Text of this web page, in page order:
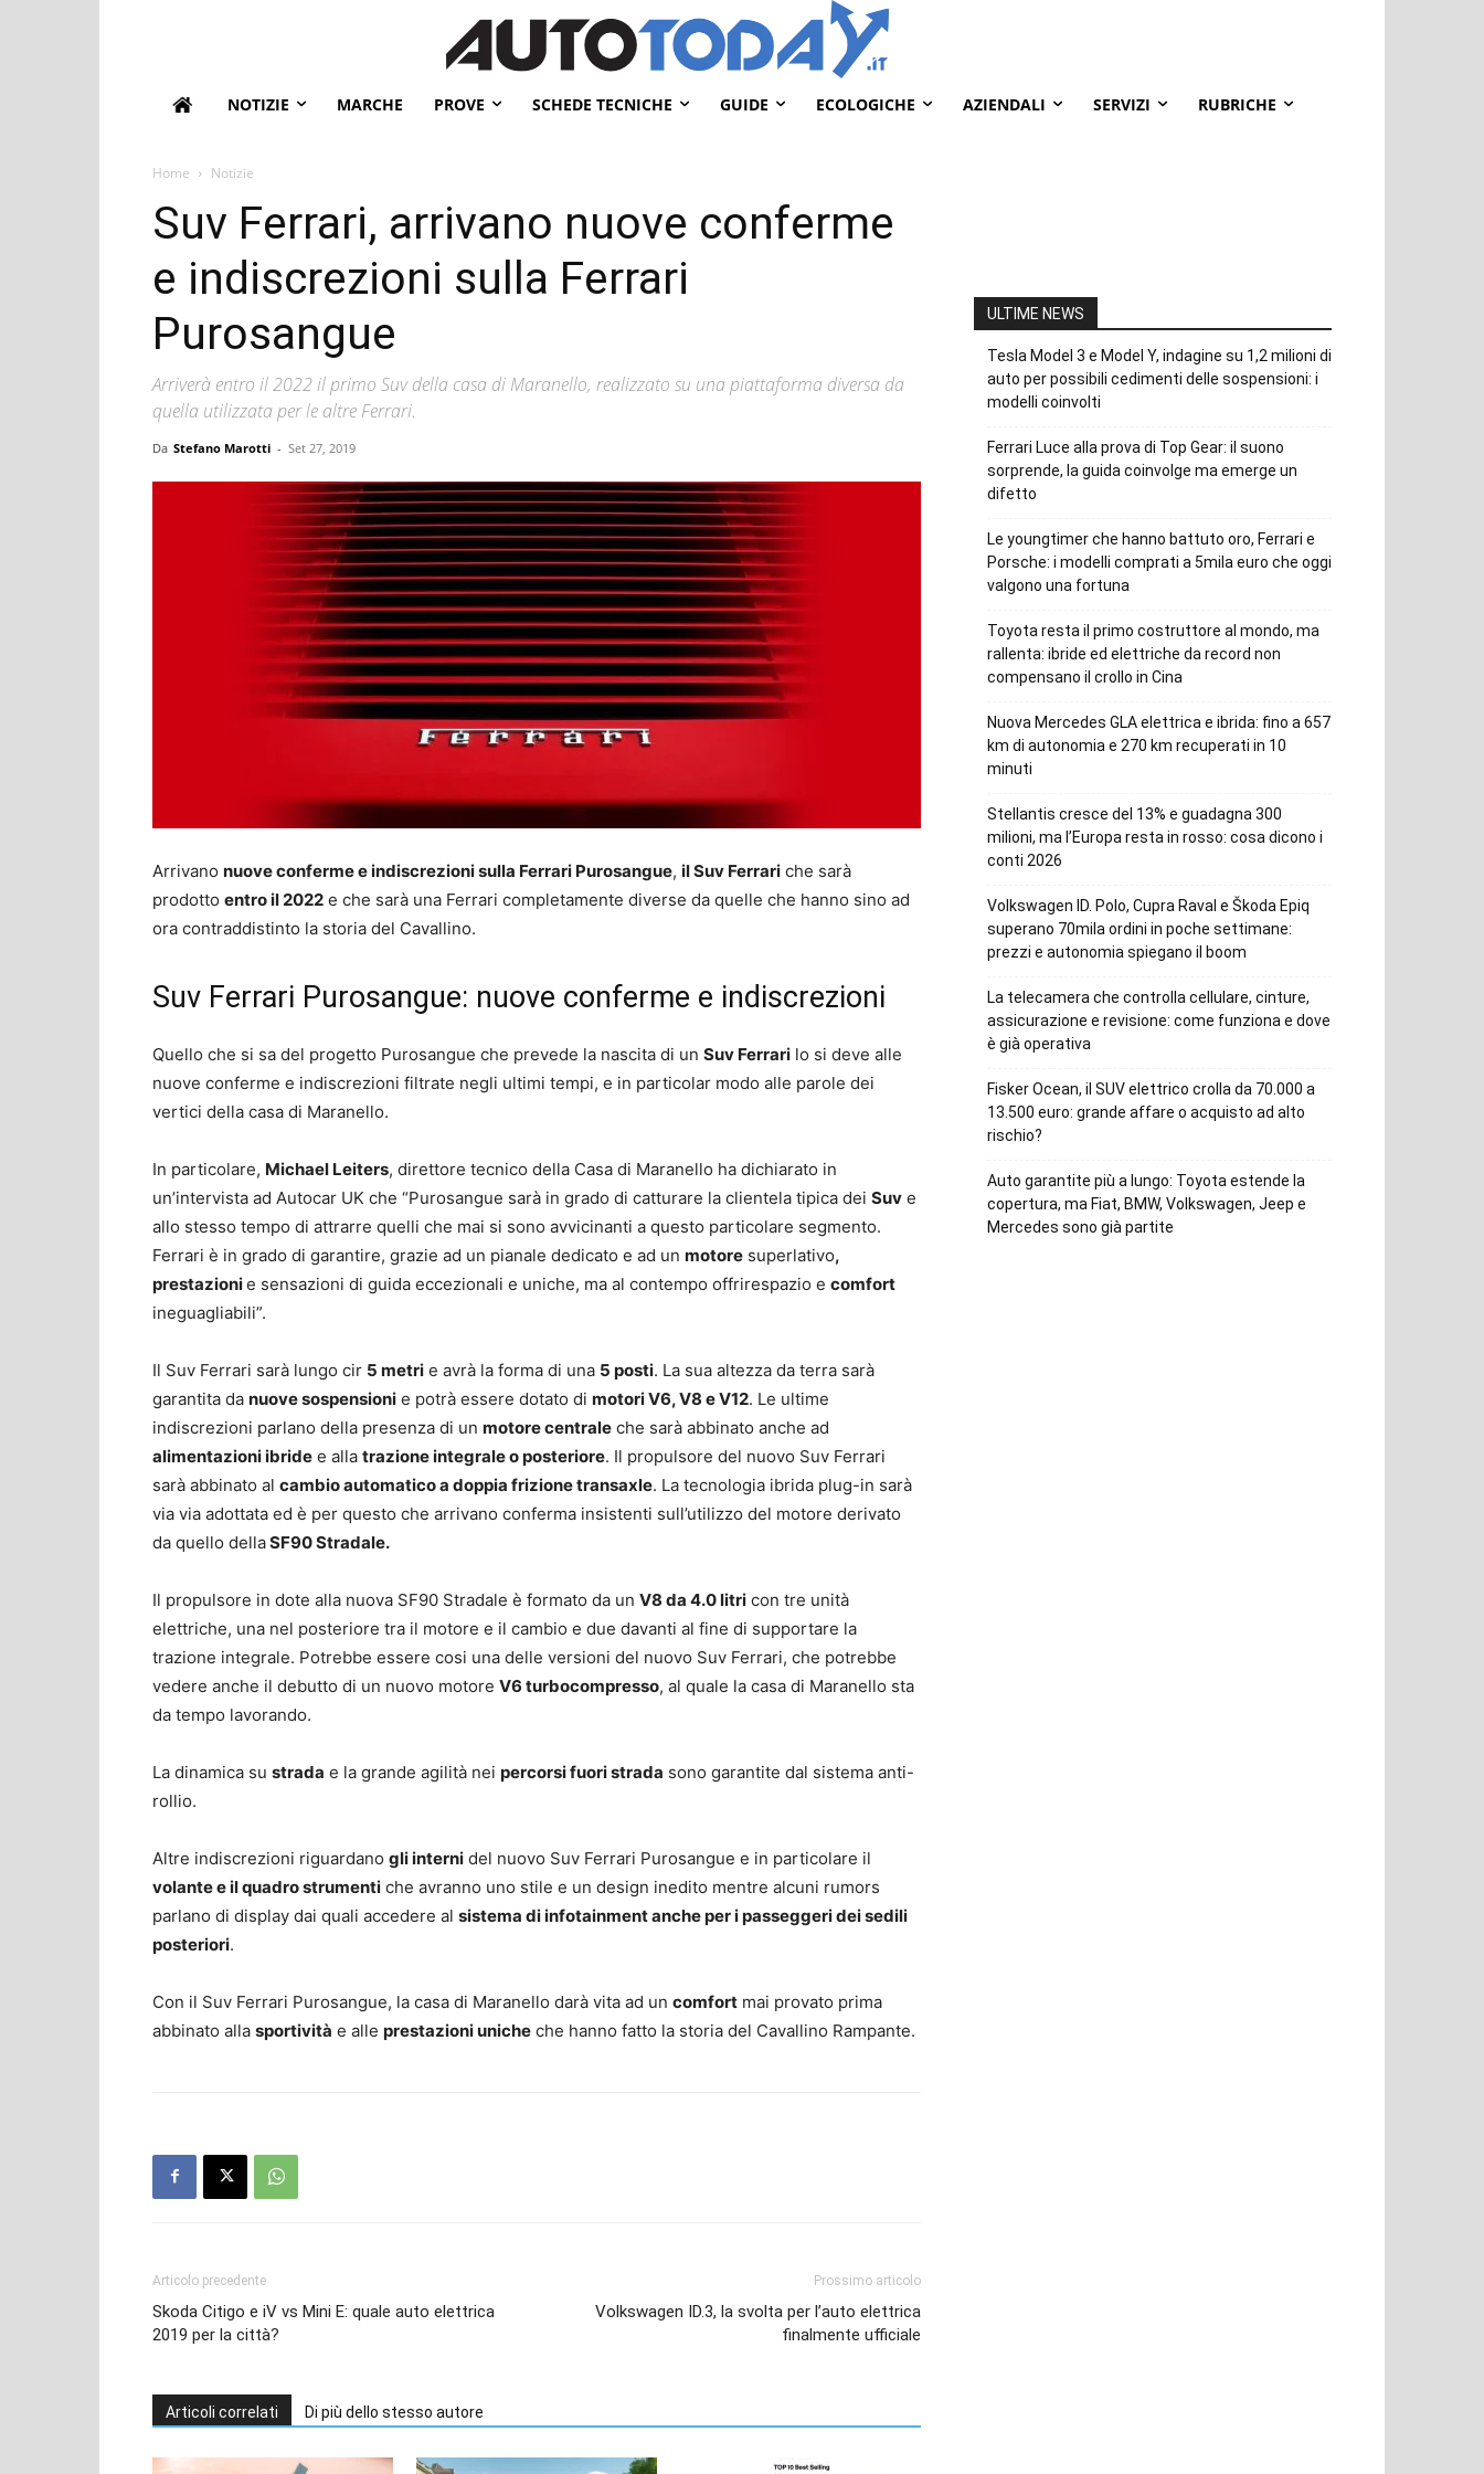
NOTIZIE MARCHE PROVE SCHEDE TECNICHE GUIDE ECOLOGICHE AZIENDALI SERVIZI RUBRICHE
Home Notizie
Suv Ferrari, arrivano nuove conferme
e indiscrezioni sulla Ferrari
Purosangue
Arriverà entro il 2022 il primo Suv della casa di Maranello, realizzato su una piattaforma diversa da
quella utilizzata per le altre Ferrari.
Da Stefano Marotti - Set 27, 2019
Arrivano nuove conferme e indiscrezioni sulla Ferrari Purosangue, il Suv Ferrari che sarà
prodotto entro il 2022 e che sarà una Ferrari completamente diverse da quelle che hanno sino ad
ora contraddistinto la storia del Cavallino.
Suv Ferrari Purosangue: nuove conferme e indiscrezioni
Quello che si sa del progetto Purosangue che prevede la nascita di un Suv Ferrari lo si deve alle
nuove conferme e indiscrezioni filtrate negli ultimi tempi, e in particolar modo alle parole dei
vertici della casa di Maranello.
In particolare, Michael Leiters, direttore tecnico della Casa di Maranello ha dichiarato in
un’intervista ad Autocar UK che “Purosangue sarà in grado di catturare la clientela tipica dei Suv e
allo stesso tempo di attrarre quelli che mai si sono avvicinanti a questo particolare segmento.
Ferrari è in grado di garantire, grazie ad un pianale dedicato e ad un motore superlativo,
prestazionie sensazioni di guida eccezionali e uniche, ma al contempo offrirespazio e comfort
ineguagliabili”.
Il Suv Ferrari sarà lungo cir 5 metri e avrà la forma di una 5 posti. La sua altezza da terra sarà
garantita da nuove sospensioni e potrà essere dotato di motori V6, V8 e V12. Le ultime
indiscrezioni parlano della presenza di un motore centrale che sarà abbinato anche ad
alimentazioni ibride e alla trazione integrale o posteriore. Il propulsore del nuovo Suv Ferrari
sarà abbinato al cambio automatico a doppia frizione transaxle. La tecnologia ibrida plug-in sarà
via via adottata ed è per questo che arrivano conferma insistenti sull’utilizzo del motore derivato
da quello dellaSF90 Stradale.
Il propulsore in dote alla nuova SF90 Stradale è formato da un V8 da 4.0 litri con tre unità
elettriche, una nel posteriore tra il motore e il cambio e due davanti al fine di supportare la
trazione integrale. Potrebbe essere cosi una delle versioni del nuovo Suv Ferrari, che potrebbe
vedere anche il debutto di un nuovo motore V6 turbocompresso, al quale la casa di Maranello sta
da tempo lavorando.
La dinamica su strada e la grande agilità nei percorsi fuori strada sono garantite dal sistema anti-
rollio.
Altre indiscrezioni riguardano gli interni del nuovo Suv Ferrari Purosangue e in particolare il
volante e il quadro strumenti che avranno uno stile e un design inedito mentre alcuni rumors
parlano di display dai quali accedere al sistema di infotainment anche per i passeggeri dei sedili
posteriori.
Con il Suv Ferrari Purosangue, la casa di Maranello darà vita ad un comfort mai provato prima
abbinato alla sportività e alle prestazioni uniche che hanno fatto la storia del Cavallino Rampante.
Articolo precedente
Skoda Citigo e iV vs Mini E: quale auto elettrica
2019 per la città?
Prossimo articolo
Volkswagen ID.3, la svolta per l’auto elettrica
finalmente ufficiale
Articoli correlati Di più dello stesso autore
ULTIME NEWS
Tesla Model 3 e Model Y, indagine su 1,2 milioni di
auto per possibili cedimenti delle sospensioni: i
modelli coinvolti
Ferrari Luce alla prova di Top Gear: il suono
sorprende, la guida coinvolge ma emerge un
difetto
Le youngtimer che hanno battuto oro, Ferrari e
Porsche: i modelli comprati a 5mila euro che oggi
valgono una fortuna
Toyota resta il primo costruttore al mondo, ma
rallenta: ibride ed elettriche da record non
compensano il crollo in Cina
Nuova Mercedes GLA elettrica e ibrida: fino a 657
km di autonomia e 270 km recuperati in 10
minuti
Stellantis cresce del 13% e guadagna 300
milioni, ma l’Europa resta in rosso: cosa dicono i
conti 2026
Volkswagen ID. Polo, Cupra Raval e Škoda Epiq
superano 70mila ordini in poche settimane:
prezzi e autonomia spiegano il boom
La telecamera che controlla cellulare, cinture,
assicurazione e revisione: come funziona e dove
è già operativa
Fisker Ocean, il SUV elettrico crolla da 70.000 a
13.500 euro: grande affare o acquisto ad alto
rischio?
Auto garantite più a lungo: Toyota estende la
copertura, ma Fiat, BMW, Volkswagen, Jeep e
Mercedes sono già partite